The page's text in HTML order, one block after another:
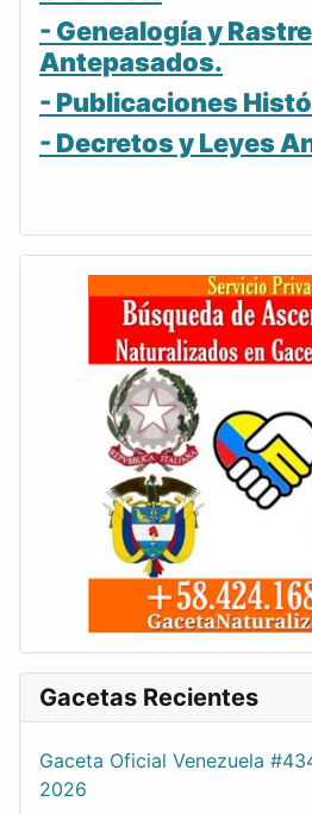
- Genealogía y
Antepasados.
- Publicaciones
- Decretos y Leyes
Gacetas Recientes
Gaceta Oficial Venezuela
2026